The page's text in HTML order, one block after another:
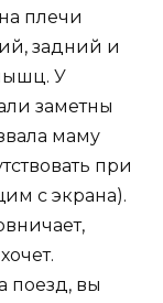
плечи
задний и
У
заметны
маму
при
с экрана).
поезд, вы